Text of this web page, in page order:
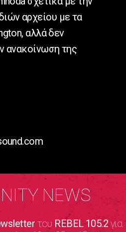
αρχείου με τα
αλλά δεν
ανακοίνωση της
NEWS
τουREBEL 105.2για